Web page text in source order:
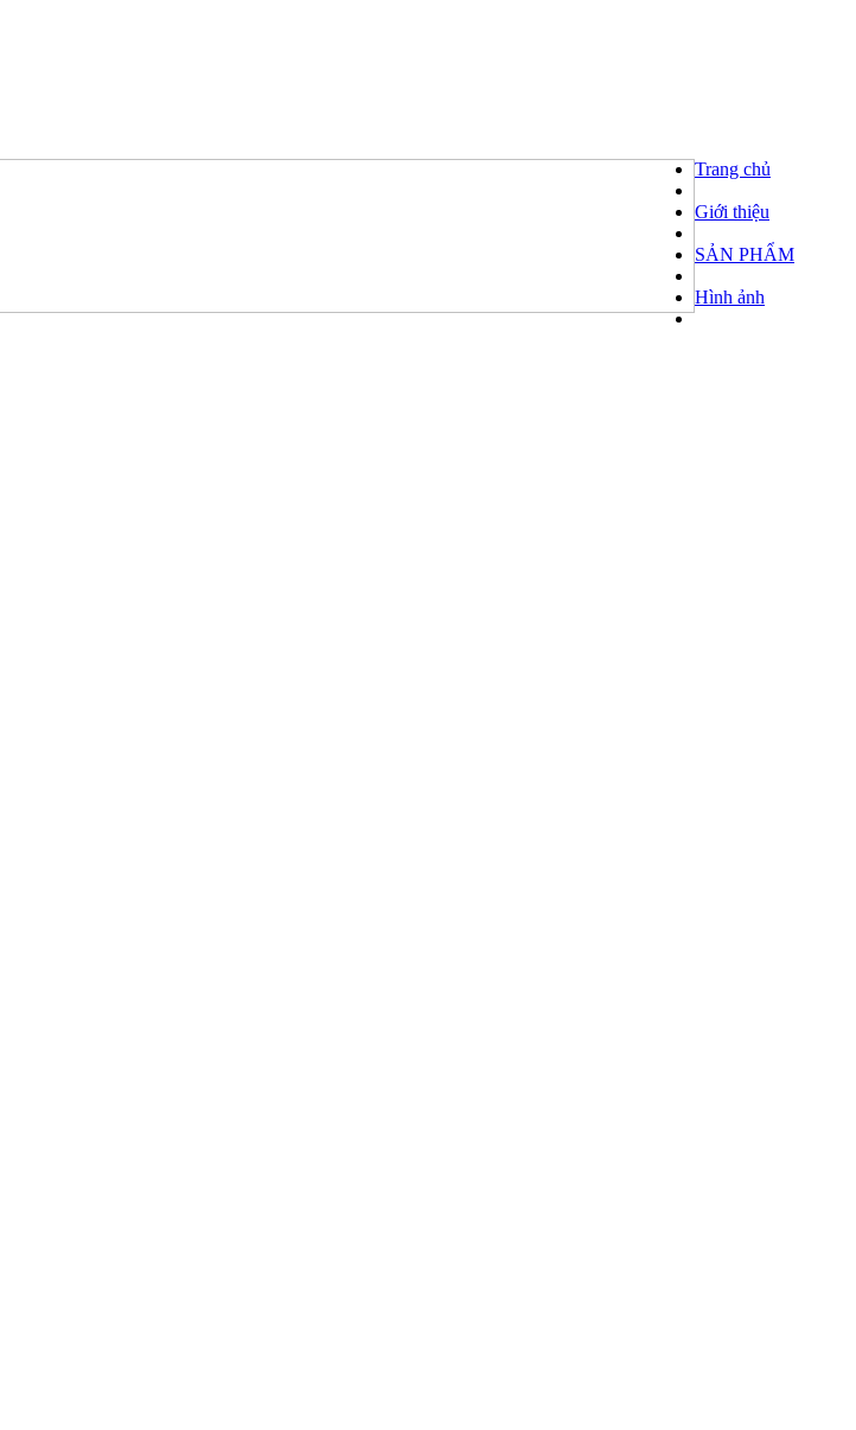
Trang chủ
Giới thiệu
SẢN PHẨM
Hình ảnh